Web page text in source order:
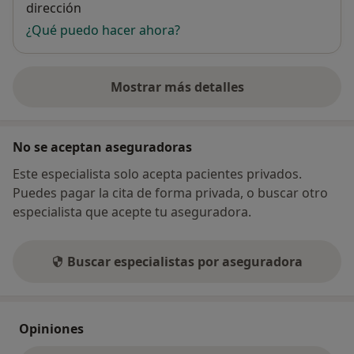
dirección
¿Qué puedo hacer ahora?
Mostrar más detalles
sobre la dirección
No se aceptan aseguradoras
Este especialista solo acepta pacientes privados.
Puedes pagar la cita de forma privada, o buscar otro
especialista que acepte tu aseguradora.
Buscar especialistas por aseguradora
Opiniones